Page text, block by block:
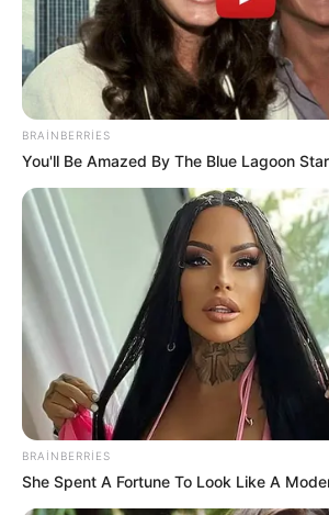
ŞOU-BİZNES 698
Müğənni Rəqsanə İsmayılovanın əri
görüntüləri müzakirəyə səbəb olub.
BRAINBERRIES
You'll Be Amazed By The Blue Lagoon
BRAINBERRIES
She Spent A Fortune To Look Like A